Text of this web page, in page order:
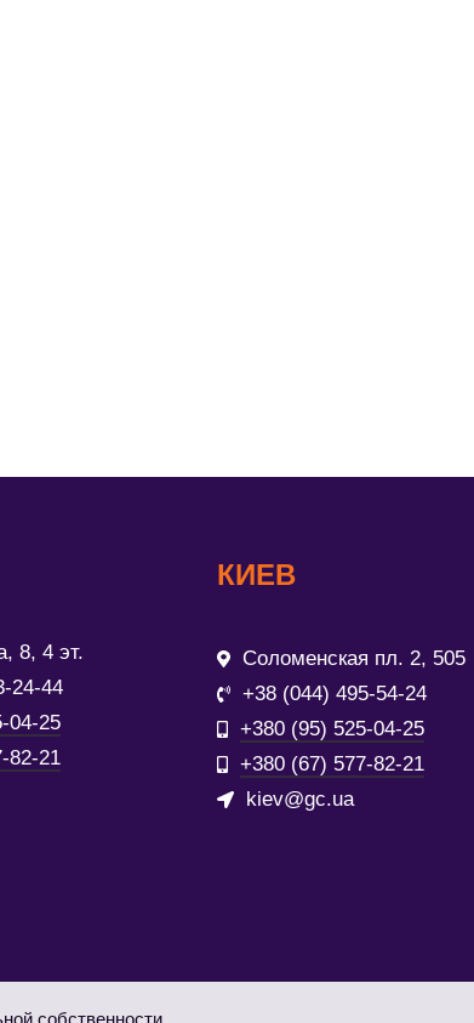
8, 4 эт.
24-44
04-25
82-21
КИЕВ
Соломенская пл. 2, 505
+38 (044) 495-54-24
+380 (95) 525-04-25
+380 (67) 577-82-21
kiev@gc.ua